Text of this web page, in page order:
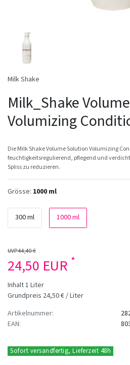
Milk Shake
Milk_Shake
Volumizing
Die Milk Shake Volume Solution Volumizing
feuchtigkeitsregulierend, pflegend und
Spliss zu reduzieren.
Grösse: 1000 ml
300 ml 1000 ml
UVP 44,40 €
24,50 EUR *
Inhalt1 Liter
Grundpreis 24,50 € / Liter
Artikelnummer:
EAN:
Sofort versandfertig, Lieferzeit 48h